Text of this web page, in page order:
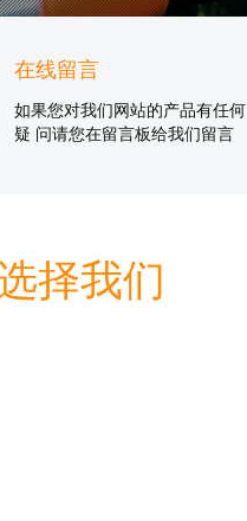
在线留言
如果您对我们网站的产品有任何
疑 问请您在留言板给我们留言
择我们